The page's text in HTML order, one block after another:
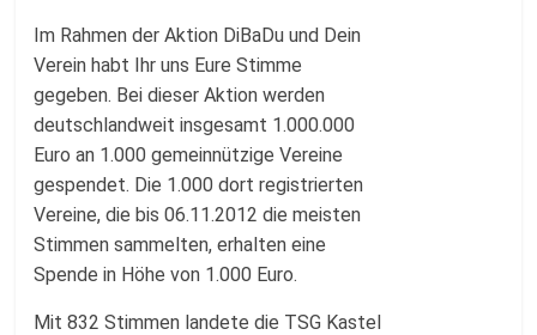
Im Rahmen der Aktion DiBaDu und Dein
Verein habt Ihr uns Eure Stimme
gegeben. Bei dieser Aktion werden
deutschlandweit insgesamt 1.000.000
Euro an 1.000 gemeinnützige Vereine
gespendet. Die 1.000 dort registrierten
Vereine, die bis 06.11.2012 die meisten
Stimmen sammelten, erhalten eine
Spende in Höhe von 1.000 Euro.
Mit 832 Stimmen landete die TSG Kastel